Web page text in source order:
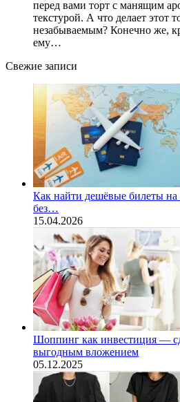
перед вами торт с манящим
текстурой. А что делает этот
незабываемым? Конечно же,
ему…
Свежие записи
Как найти дешёвые билеты
без…
15.04.2026
Шоппинг как инвестиция —
выгодным вложением
05.12.2025